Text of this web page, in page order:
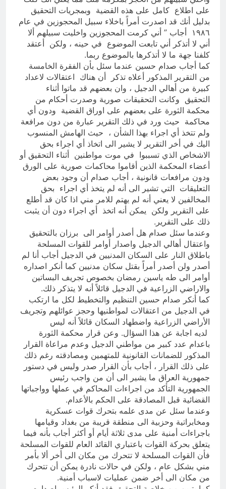
على اطلاع كامل على هذه القضية وبمجريات التحقيق
بدليل أنك قد اصدرت أمراً باخلاء سبيل المحجوزين في عام
١٩٨٦ أجاب ” أني كرمت المحجوزين واخليت سبيلهم ألا
أني لا أتذكر أني تابعت الموضوع في حينه ، ولكن أعتقد
كلفنا جهة ما لا أتذكرها بالموضوع ربما.
كما أجاب صدام حسين عندما سئل بأن الفقرة الخامسة
من التقرير المذكور أعلاه تذكر أن هناك اعتقالات لاعداد
كبيرة من أهالي الدجيل ، وان بعضهم قد ماتوا أثناء
التحقيق وكانت التحقيقات صورية وصدرت أحكام من
محكمة الثورة على بعضهم على اوراق القضية ودون أي
محاكمة حيث ورد في ذلك التقرير عبارة من دون مرافعة
ولم تتخذ أي اجراء بهذا الشأن ، حيث الهامش المنسوب
اليك في أخر التقرير لا يشير الى اتخاذ أي اجراء بحق
الاشخاص الذي تسببوا في موت مواطنين أثناء التحقيق أو
أعضاء المحكمة الذين أقاموا محاكمات صورية على الورق
ودون مرافعات قانونية ، أجاب صدام أن وجود بعض
التعليقات التي تشير الى أنه لم يتخذ أي اجراء بحق
المخالفين لا يعني أنه لم يهتم للامر مني اذا كان قد أطلع
على التقرير ولكن يمكن أنه اتخذ أي اجراء دون أن يثبت
ذلك على التقرير.
وعندما سئل صدام هل أصدر أوامر الى برزان بالتحقيق
واعتقال أهالي الدجيل واصدار أوامر للقوات المسلحة
باطلاق النار على السكان المدنيين في الدجيل أجاب أنا لم
أصدر ولن أصدر أمراً بقتل سكان مدنيين كما أنكر اصداره
أوامر الى طه ياسين رمضان بخصوص تجريف البساتين
والاراضي الزراعية في الدجيل قائلاً أنه لا يتذكر ذلك.
كما أنكر صدام حسين التنظيم والتخطيط لكل ما ارتكب
في الدجيل من اعتقالات لمواطنيها وحجز عوائلهم وتجريف
الأراضي الزراعية واضطهاد السكان قائلاً أنه ليس
لديه اجابة عن هذا السؤال. وعن قرار محكمة الثورة
باعدام عدد كبير من مواطني الدجيل وعدم مراعاة القرار
المذكور للضمانات القانونية للمتهمين ومصادقته رغم ذلك
على ذلك القرار ، أجاب بأن القرار صدر وليس في دستور
جمهورية العراق ما يشير الى أن من واجب رئيس
الجمهورية التأكد من اجراءات المحاكم في عملها وواجباتها
القضائية قبل المصادقة على الحكم بالأعدام.
وعندما سئل عن مدى علمه بتحرك قوات عسكرية
ومخابراتية وحزبية الى منطقة قريبة من بغداد وقيامها
باجراءات أمنية على مدى ثلاثة أيام أو أكثر أجاب بأنه فيما
يتعلق بحركة القوات باعتباري القائد العام للقوات المسلحة
فأن القوات المسلحة لا تتحرك من مكان الى أخر ألا بأمر
مني بشكل عام ، ولكن في حالات نادرة يمكن أن تتحرك
من مكان الى أخر ضمن عمليات لاسباب أمنية.